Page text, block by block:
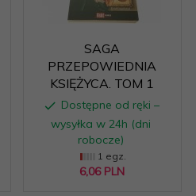
SAGA
PRZEPOWIEDNIA
KSIĘŻYCA. TOM 1
Dostępne od ręki –
wysyłka w 24h (dni
robocze)
1 egz.
6,06 PLN